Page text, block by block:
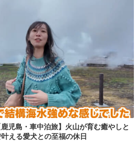
児島・車中泊旅】火山が育む癒やしと
える愛犬との至福の休日